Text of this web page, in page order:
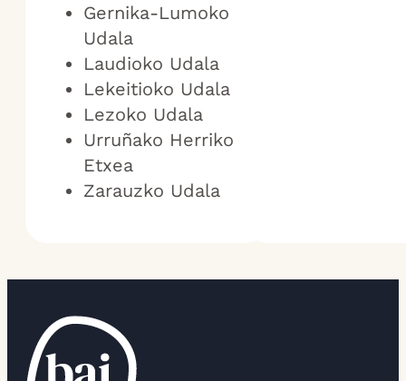
Gernika-Lumoko
Udala
Laudioko Udala
Lekeitioko Udala
Lezoko Udala
Urruñako Herriko
Etxea
Zarauzko Udala